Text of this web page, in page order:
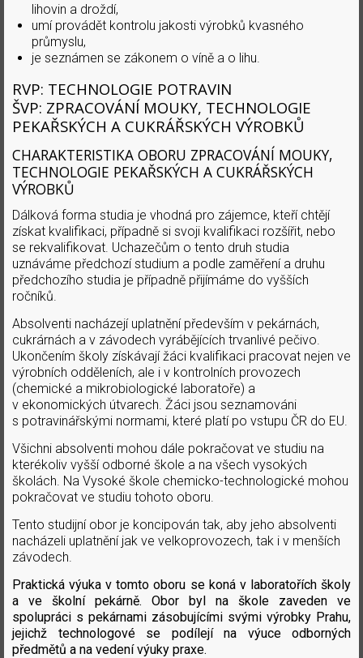
lihovin a droždí,
umí provádět kontrolu jakosti výrobků kvasného
průmyslu,
je seznámen se zákonem o víně a o lihu.
RVP: TECHNOLOGIE POTRAVIN
ŠVP: ZPRACOVÁNÍ MOUKY, TECHNOLOGIE
PEKAŘSKÝCH A CUKRÁŘSKÝCH VÝROBKŮ
CHARAKTERISTIKA OBORU ZPRACOVÁNÍ MOUKY,
TECHNOLOGIE PEKAŘSKÝCH A CUKRÁŘSKÝCH
VÝROBKŮ
Dálková forma studia je vhodná pro zájemce, kteří chtějí
získat kvalifikaci, případně si svoji kvalifikaci rozšířit, nebo
se rekvalifikovat. Uchazečům o tento druh studia
uznáváme předchozí studium a podle zaměření a druhu
předchozího studia je případně přijímáme do vyšších
ročníků.
Absolventi nacházejí uplatnění především v pekárnách,
cukrárnách a v závodech vyrábějících trvanlivé pečivo.
Ukončením školy získávají žáci kvalifikaci pracovat nejen ve
výrobních odděleních, ale i v kontrolních provozech
(chemické a mikrobiologické laboratoře) a
v ekonomických útvarech. Žáci jsou seznamováni
s potravinářskými normami, které platí po vstupu ČR do EU.
Všichni absolventi mohou dále pokračovat ve studiu na
kterékoliv vyšší odborné škole a na všech vysokých
školách. Na Vysoké škole chemicko-technologické mohou
pokračovat ve studiu tohoto oboru.
Tento studijní obor je koncipován tak, aby jeho absolventi
nacházeli uplatnění jak ve velkoprovozech, tak i v menších
závodech.
Praktická výuka v tomto oboru se koná v laboratořích školy
a ve školní pekárně. Obor byl na škole zaveden ve
spolupráci s pekárnami zásobujícími svými výrobky Prahu,
jejichž technologové se podílejí na výuce odborných
předmětů a na vedení výuky praxe.